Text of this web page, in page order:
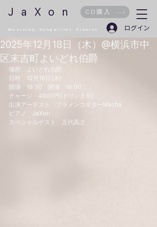
JaXon CD購入
Musician,Songwriter , Pianist ログイン
2025年12月18日（木）@横浜市中
区末吉町よいどれ伯爵
場所　よいどれ伯爵
日時　12月18日(木)
開場　18:30　開演　19:00
チャージ　4000円(ドリンク別)
出演アーテスト　フラメンコギターMacha
ピアノ　JaXon
スペシャルゲスト　五代高之